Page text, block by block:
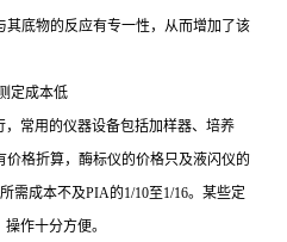
其底物的反应有专一性，从而增加了该
定成本低
常用的仪器设备包括加样器、培养
价格折算，酶标仪的价格只及液闪仪的
需成本不及PIA的1/10至1/16。某些定
作十分方便。